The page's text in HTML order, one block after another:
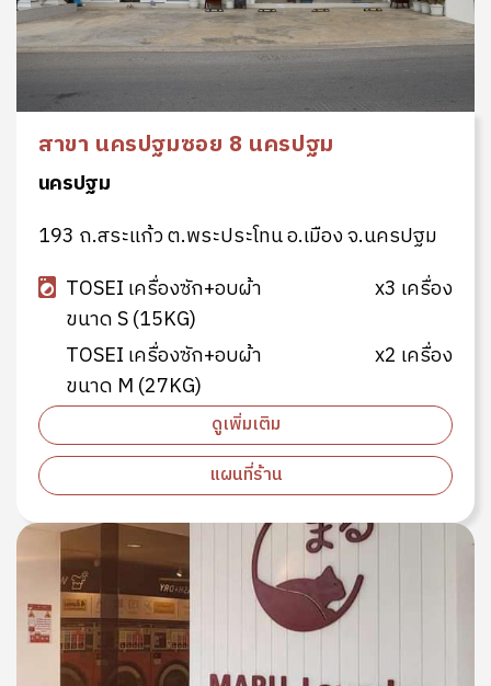
สาขา นครปฐมซอย 8 นครปฐม
นครปฐม
193 ถ.สระแก้ว ต.พระประโทน อ.เมือง จ.นครปฐม
TOSEI เครื่องซัก+อบผ้า
ขนาด S (15KG)
x3 เครื่อง
TOSEI เครื่องซัก+อบผ้า
ขนาด M (27KG)
x2 เครื่อง
ดูเพิ่มเติม
แผนที่ร้าน